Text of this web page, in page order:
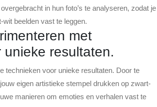
in hun foto’s te analyseren, zodat je
beelden vast te leggen.
met
resultaten.
technieken voor unieke resultaten. Door te
eigen artistieke stempel drukken op zwart-
manieren om emoties en verhalen vast te